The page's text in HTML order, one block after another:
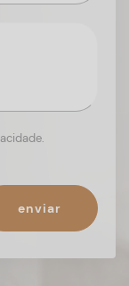
enviar